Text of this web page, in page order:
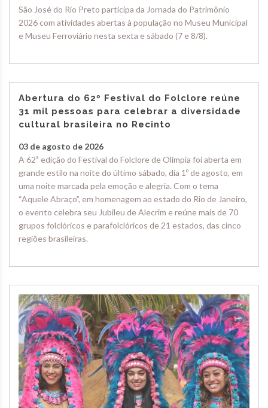
São José do Rio Preto participa da Jornada do Patrimônio
2026 com atividades abertas à população no Museu Municipal
e Museu Ferroviário nesta sexta e sábado (7 e 8/8).
Abertura do 62º Festival do Folclore reúne
31 mil pessoas para celebrar a diversidade
cultural brasileira no Recinto
03 de agosto de 2026
A 62ª edição do Festival do Folclore de Olímpia foi aberta em
grande estilo na noite do último sábado, dia 1º de agosto, em
uma noite marcada pela emoção e alegria. Com o tema
“Aquele Abraço”, em homenagem ao estado do Rio de Janeiro,
o evento celebra seu Jubileu de Alecrim e reúne mais de 70
grupos folclóricos e parafolclóricos de 21 estados, das cinco
regiões brasileiras.